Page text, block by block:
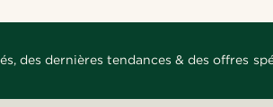
des dernières tendances & des offres